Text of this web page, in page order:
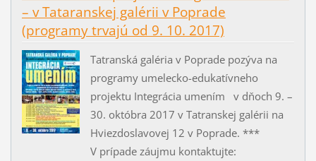
– v Tataranskej galérii v Poprade
(programy trvajú od 9. 10. 2017)
Tatranská galéria v Poprade pozýva na
programy umelecko-edukatívneho
projektu Integrácia umením v dňoch 9. –
30. októbra 2017 v Tatranskej galérii na
Hviezdoslavovej 12 v Poprade. ***
V prípade záujmu kontaktujte: